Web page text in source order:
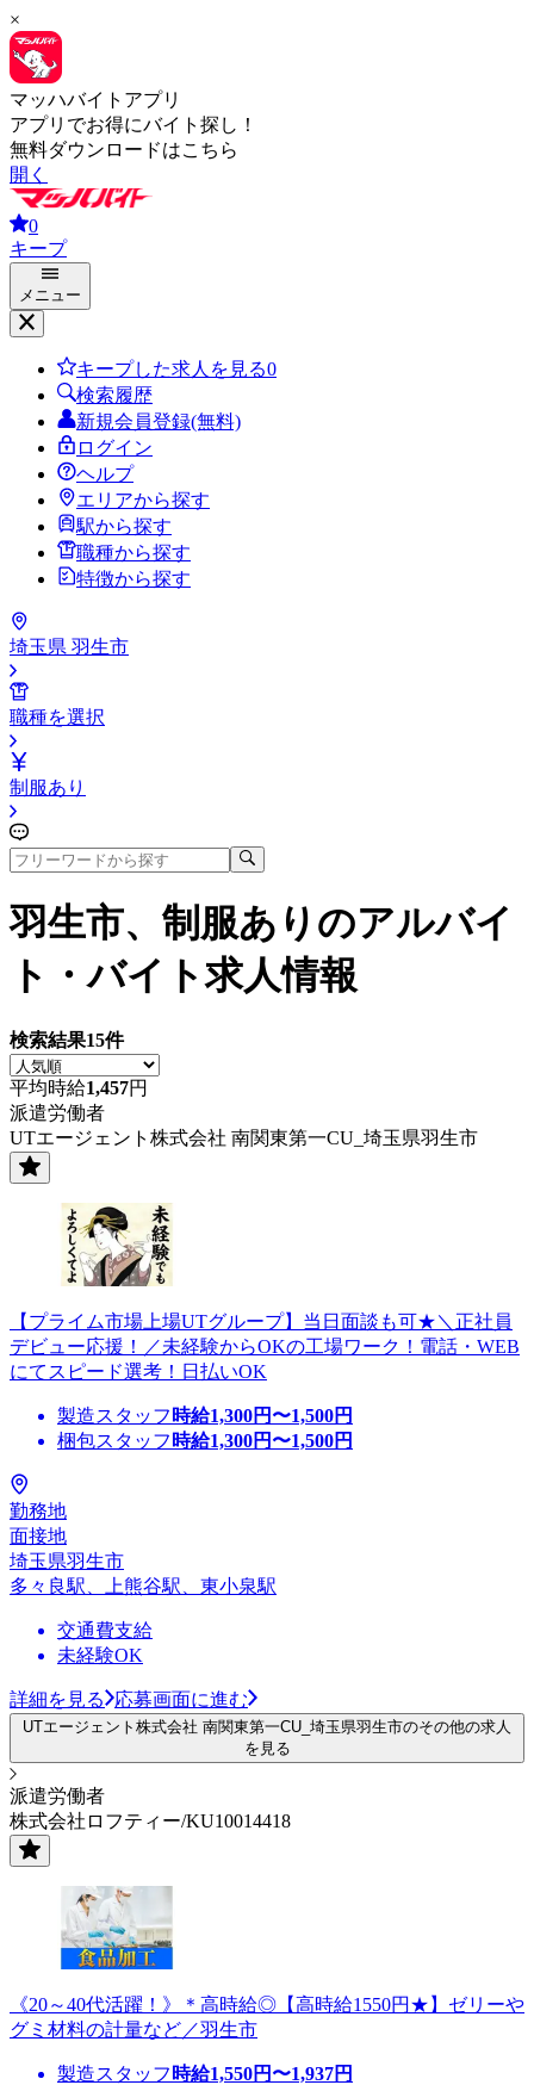
×
マッハバイトアプリ
アプリでお得にバイト探し！
無料ダウンロードはこちら
開く
0
キープ
メニュー
キープした求人を見る0
検索履歴
新規会員登録(無料)
ログイン
ヘルプ
エリアから探す
駅から探す
職種から探す
特徴から探す
埼玉県 羽生市
職種を選択
制服あり
羽生市、制服あり のアルバイ
ト・バイト求人情報
検索結果15件
平均時給1,457円
派遣労働者
UTエージェント株式会社 南関東第一CU_埼玉県羽生市
【プライム市場上場UTグループ】当日面談も可★＼正社員
デビュー応援！／未経験からOKの工場ワーク！電話・WEB
にてスピード選考！日払いOK
製造スタッフ 時給1,300円〜1,500円
梱包スタッフ 時給1,300円〜1,500円
勤務地
面接地
埼玉県羽生市
多々良駅、上熊谷駅、東小泉駅
交通費支給
未経験OK
詳細を見る 応募画面に進む
UTエージェント株式会社 南関東第一CU_埼玉県羽生市のその他の求人
を見る
派遣労働者
株式会社ロフティー/KU10014418
《20～40代活躍！》＊高時給◎【高時給1550円★】ゼリーや
グミ材料の計量など／羽生市
製造スタッフ 時給1,550円〜1,937円